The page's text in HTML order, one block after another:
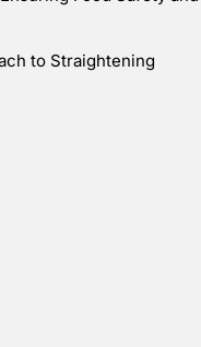
to Straightening